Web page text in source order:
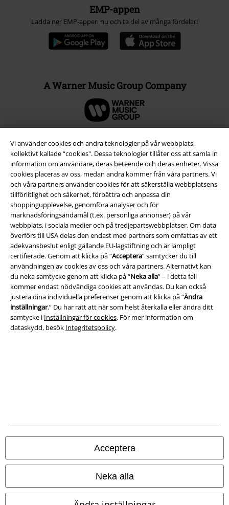
Vi använder cookies och andra teknologier på vår webbplats,
kollektivt kallade “cookies". Dessa teknologier tillåter oss att samla in
information om användare, deras beteende och deras enheter. Vissa
cookies placeras av oss, medan andra kommer från våra partners. Vi
och våra partners använder cookies för att säkerställa webbplatsens
tillförlitlighet och säkerhet, förbättra och anpassa din
shoppingupplevelse, genomföra analyser och för
marknadsföringsändamål (t.ex. personliga annonser) på vår
webbplats, i sociala medier och på tredjepartswebbplatser. Om data
överförs till USA delas den endast med partners som omfattas av ett
adekvansbeslut enligt gällande EU-lagstiftning och är lämpligt
certifierade. Genom att klicka på “Acceptera” samtycker du till
användningen av cookies av oss och våra partners. Alternativt kan
du neka samtycke genom att klicka på “Neka alla” – i detta fall
kommer endast nödvändiga cookies att användas. Du kan också
justera dina individuella preferenser genom att klicka på “Ändra
inställningar.” Du har rätt att när som helst återkalla eller ändra ditt
samtycke i Inställningar för cookies. För mer information om
dataskydd, besök Integritetspolicy.
Acceptera
Neka alla
EMP-appen
Ladda ner EMP-appen nu och ta del av många fördelar!
A Warner Music Group Company
Juridisk information/Villkor
Villkor
Om oss
Ladda ner villkoren
Avfallshantering och miljöskydd
Alla priser inkl. moms.Fraktkostnad tillkommer.
© 1986-2026 E.M.P. Merchandising HGmbH